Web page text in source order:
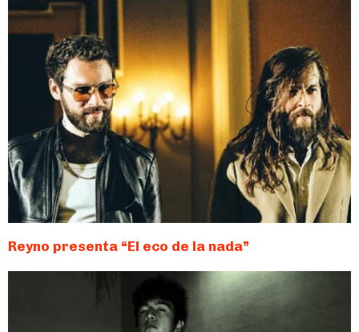
Reyno presenta “El eco de la nada”